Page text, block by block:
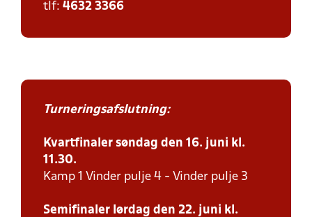
tlf: 4632 3366
Turneringsafslutning:
Kvartfinaler søndag den 16. juni kl.
11.30.
Kamp 1 Vinder pulje 4 - Vinder pulje 3
Semifinaler lørdag den 22. juni kl.